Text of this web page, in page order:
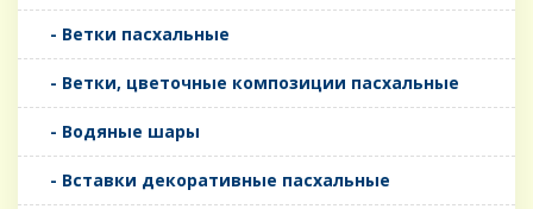
- Ветки пасхальные
- Ветки, цветочные композиции пасхальные
- Водяные шары
- Вставки декоративные пасхальные